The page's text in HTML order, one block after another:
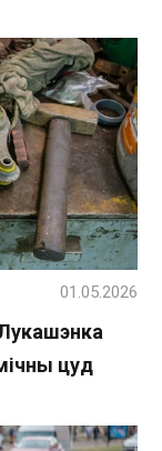
цуд
01.05.2026